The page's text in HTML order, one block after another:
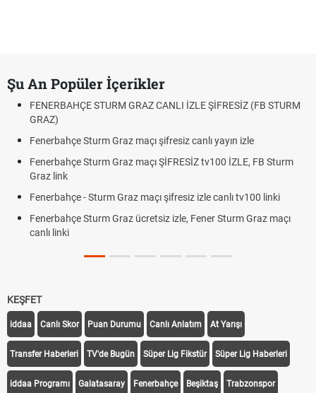
Şu An Popüler İçerikler
FENERBAHÇE STURM GRAZ CANLI İZLE ŞİFRESİZ (FB STURM
GRAZ)
Fenerbahçe Sturm Graz maçı şifresiz canlı yayın izle
Fenerbahçe Sturm Graz maçı ŞİFRESİZ tv100 İZLE, FB Sturm
Graz link
Fenerbahçe - Sturm Graz maçı şifresiz izle canlı tv100 linki
Fenerbahçe Sturm Graz ücretsiz izle, Fener Sturm Graz maçı
canlı linki
KEŞFET
iddaa Canlı Skor Puan Durumu Canlı Anlatım At Yarışı
Transfer Haberleri TV'de Bugün Süper Lig Fikstür Süper Lig Haberleri
iddaa Programı Galatasaray Fenerbahçe Beşiktaş Trabzonspor